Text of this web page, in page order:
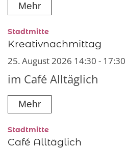
Mehr
Stadtmitte:
Kreativnachmittag
25. August 2026 14:30 - 17:30
im Café Alltäglich
Mehr
Stadtmitte:
Café Alltäglich